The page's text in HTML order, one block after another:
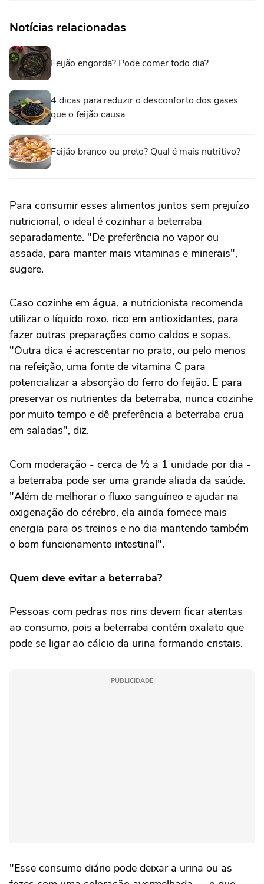
Notícias relacionadas
Feijão engorda? Pode comer todo dia?
4 dicas para reduzir o desconforto dos gases
que o feijão causa
Feijão branco ou preto? Qual é mais nutritivo?
Para consumir esses alimentos juntos sem prejuízo
nutricional, o ideal é cozinhar a beterraba
separadamente. "De preferência no vapor ou
assada, para manter mais vitaminas e minerais",
sugere.
Caso cozinhe em água, a nutricionista recomenda
utilizar o líquido roxo, rico em antioxidantes, para
fazer outras preparações como caldos e sopas.
"Outra dica é acrescentar no prato, ou pelo menos
na refeição, uma fonte de vitamina C para
potencializar a absorção do ferro do feijão. E para
preservar os nutrientes da beterraba, nunca cozinhe
por muito tempo e dê preferência a beterraba crua
em saladas", diz.
Com moderação - cerca de ½ a 1 unidade por dia -
a beterraba pode ser uma grande aliada da saúde.
"Além de melhorar o fluxo sanguíneo e ajudar na
oxigenação do cérebro, ela ainda fornece mais
energia para os treinos e no dia mantendo também
o bom funcionamento intestinal".
Quem deve evitar a beterraba?
Pessoas com pedras nos rins devem ficar atentas
ao consumo, pois a beterraba contém oxalato que
pode se ligar ao cálcio da urina formando cristais.
PUBLICIDADE
"Esse consumo diário pode deixar a urina ou as